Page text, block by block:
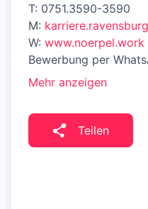
T: 0751.3590-3590
M:
W: www.noerpel.work
Bewerbung per
Mehr anzeigen
Teilen